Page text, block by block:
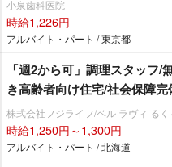
小泉歯科医院
時給1,226円
アルバイト・パート / 東京都
「週2から可」調理スタッフ
き高齢者向け住宅/社会保障完
株式会社フジライフ/ベル ラヴィ るく
時給1,250円～1,300円
アルバイト・パート / 北海道